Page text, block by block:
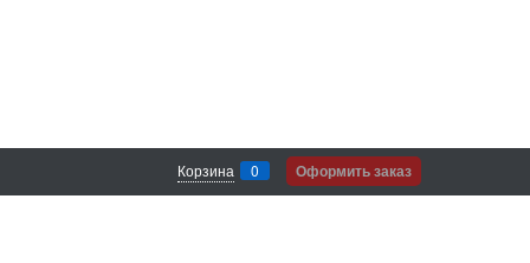
Корзина 0 Оформить заказ